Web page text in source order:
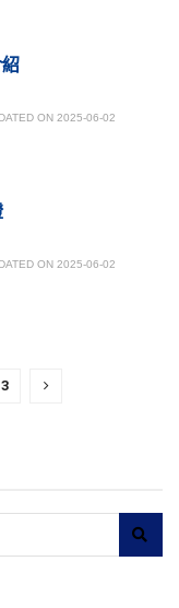
ON 2025-06-02
ON 2025-06-02
3